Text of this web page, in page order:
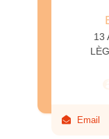
13
Email